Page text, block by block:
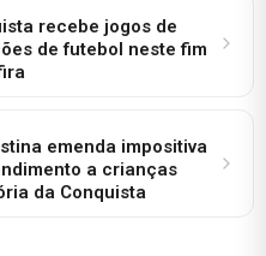
recebe jogos de
de futebol neste fim
emenda impositiva
a crianças
da Conquista